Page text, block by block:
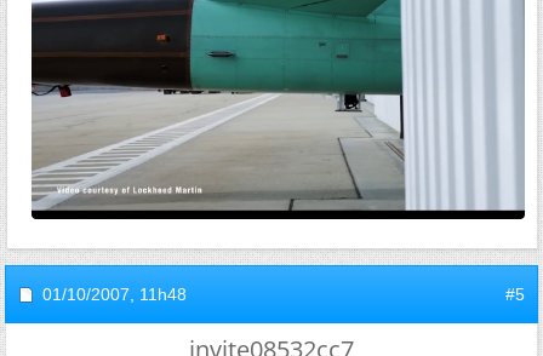
01/10/2007, 11h48 #5
invite08532cc7